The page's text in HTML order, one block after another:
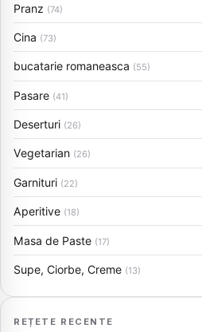
Pranz (74)
Cina (73)
bucatarie romaneasca (55)
Pasare (41)
Deserturi (26)
Vegetarian (26)
Garnituri (22)
Aperitive (18)
Masa de Paste (17)
Supe, Ciorbe, Creme (13)
REȚETE RECENTE